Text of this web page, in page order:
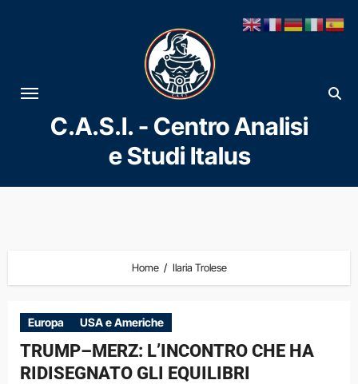
al
contenuto
C.A.S.I. - Centro Analisi
e Studi Italus
Home Ilaria Trolese
Europa USA e Americhe
TRUMP–MERZ: L’INCONTRO CHE HA
RIDISEGNATO GLI EQUILIBRI